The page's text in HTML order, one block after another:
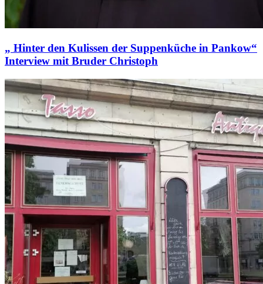
„ Hinter den Kulissen der Suppenküche in Pankow“
Interview mit Bruder Christoph